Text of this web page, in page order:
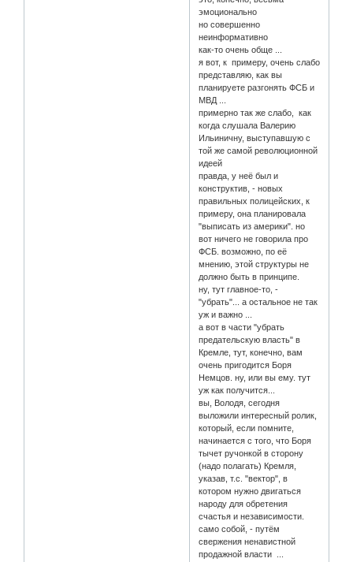
эмоционально
но совершенно
неинформативно
как-то очень обще ...
я вот, к примеру, очень слабо
представляю, как вы
планируете разгонять ФСБ и
МВД ...
примерно так же слабо, как
когда слушала Валерию
Ильиничну, выступавшую с
той же самой революционной
идеей
правда, у неё был и
конструктив, - новых
правильных полицейских, к
примеру, она планировала
"выписать из америки". но
вот ничего не говорила про
ФСБ. возможно, по её
мнению, этой структуры не
должно быть в принципе.
ну, тут главное-то, -
"убрать"... а остальное не так
уж и важно ...
а вот в части "убрать
предательскую власть" в
Кремле, тут, конечно, вам
очень пригодится Боря
Немцов. ну, или вы ему. тут
уж как получится...
вы, Володя, сегодня
выложили интересный ролик,
который, если помните,
начинается с того, что Боря
тычет ручонкой в сторону
(надо полагать) Кремля,
указав, т.с. "вектор", в
котором нужно двигаться
народу для обретения
счастья и независимости.
само собой, - путём
свержения ненавистной
продажной власти ...